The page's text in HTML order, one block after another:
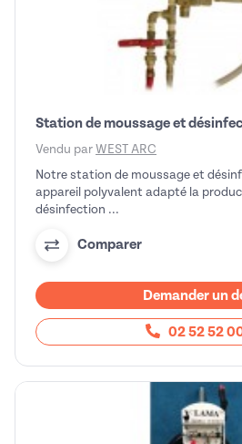
Station de moussage et
Vendu par WEST ARC
Notre station de moussage et
appareil polyvalent adapté la
désinfection ...
Comparer
Demander un
02 52 52